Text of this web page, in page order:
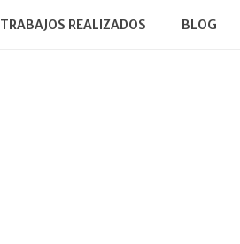
TRABAJOS REALIZADOS BLOG